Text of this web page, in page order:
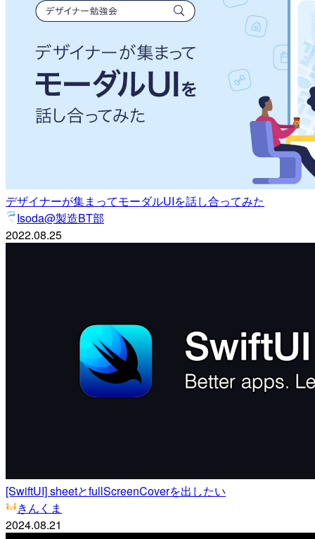
デザイナーが集まってモーダルUIを話し合ってみた
Isoda@製造BT部
2022.08.25
[SwiftUI] sheetとfullScreenCoverを出したい
きんくま
2024.08.21